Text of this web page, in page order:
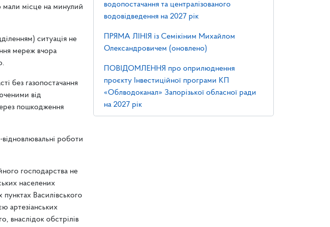
мали місце на минулий
ситуація не
мереж вчора
без газопостачання
від
пошкодження
роботи
господарства не
населених
Василівського
артезіанських
внаслідок обстрілів
водопостачання та централізованого
водовідведення на 2027 рік
ПРЯМА ЛІНІЯ із Семікіним Михайлом
Олександровичем (оновлено)
ПОВІДОМЛЕННЯ про оприлюднення
проєкту Інвестиційної програми КП
«Облводоканал» Запорізької обласної ради
на 2027 рік